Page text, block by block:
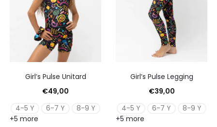
Girl’s Pulse Unitard
€49,00
4-5 Y
6-7 Y
8-9 Y
+5 more
Girl’s Pulse Legging
€39,00
4-5 Y
6-7 Y
8-9 Y
+5 more